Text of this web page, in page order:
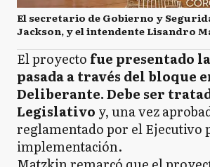
El secretario de Gobierno y
Jackson, y el intendente Lisandro
El proyecto fue presentado
pasada a través del bloque
Deliberante. Debe ser
Legislativo y, una vez
reglamentado por el Ejecutivo
implementación.